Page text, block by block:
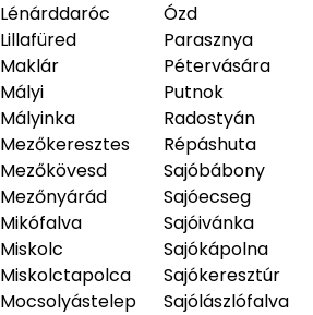
Lénárddaróc
Lillafüred
Maklár
Mályi
Mályinka
Mezőkeresztes
Mezőkövesd
Mezőnyárád
Mikófalva
Miskolc
Miskolctapolca
Mocsolyástelep
Ózd
Parasznya
Pétervására
Putnok
Radostyán
Répáshuta
Sajóbábony
Sajóecseg
Sajóivánka
Sajókápolna
Sajókeresztúr
Sajólászlófalva